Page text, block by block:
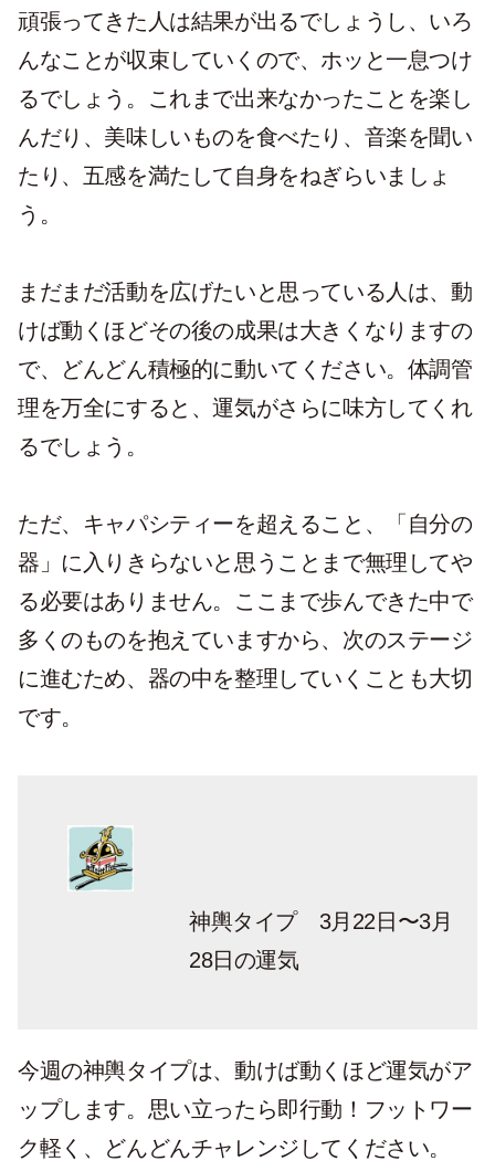
頑張ってきた人は結果が出るでしょうし、いろ
んなことが収束していくので、ホッと一息つけ
るでしょう。これまで出来なかったことを楽し
んだり、美味しいものを食べたり、音楽を聞い
たり、五感を満たして自身をねぎらいましょ
う。
まだまだ活動を広げたいと思っている人は、動
けば動くほどその後の成果は大きくなりますの
で、どんどん積極的に動いてください。体調管
理を万全にすると、運気がさらに味方してくれ
るでしょう。
ただ、キャパシティーを超えること、「自分の
器」に入りきらないと思うことまで無理してや
る必要はありません。ここまで歩んできた中で
多くのものを抱えていますから、次のステージ
に進むため、器の中を整理していくことも大切
です。
神輿タイプ 3月22日〜3月
28日の運気
今週の神輿タイプは、動けば動くほど運気がア
ップします。思い立ったら即行動！フットワー
ク軽く、どんどんチャレンジしてください。